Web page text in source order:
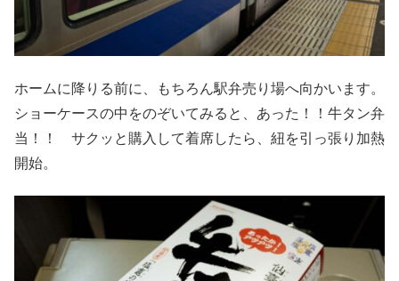
ホームに降りる前に、もちろん駅弁売り場へ向かいます。
ショーケースの中をのぞいてみると、あった！！牛タン弁
当！！ サクッと購入して着席したら、紐を引っ張り加熱
開始。